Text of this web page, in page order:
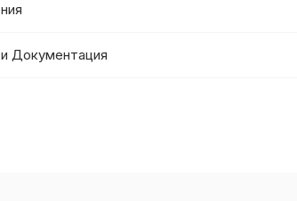
Документация